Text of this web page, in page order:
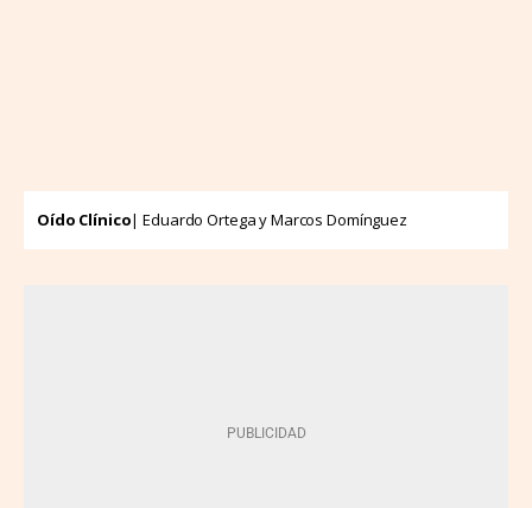
Oído Clínico| Eduardo Ortega y Marcos Domínguez